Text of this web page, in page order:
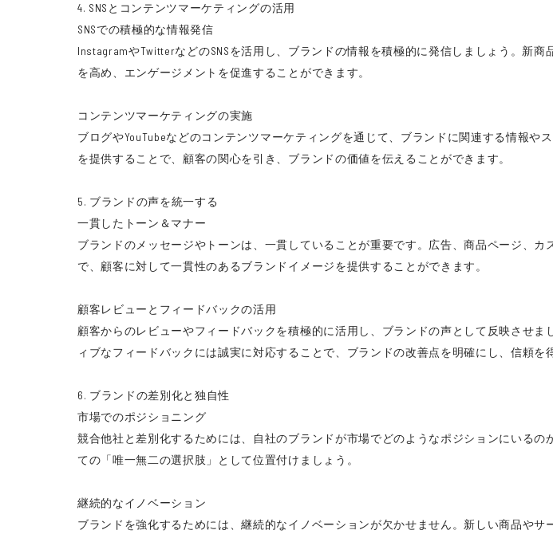
4. SNSとコンテンツマーケティングの活用
SNSでの積極的な情報発信
InstagramやTwitterなどのSNSを活用し、ブランドの情報を積極的に発信しましょう。新
を高め、エンゲージメントを促進することができます。
コンテンツマーケティングの実施
ブログやYouTubeなどのコンテンツマーケティングを通じて、ブランドに関連する情報
を提供することで、顧客の関心を引き、ブランドの価値を伝えることができます。
5. ブランドの声を統一する
一貫したトーン＆マナー
ブランドのメッセージやトーンは、一貫していることが重要です。広告、商品ページ、
で、顧客に対して一貫性のあるブランドイメージを提供することができます。
顧客レビューとフィードバックの活用
顧客からのレビューやフィードバックを積極的に活用し、ブランドの声として反映させ
ィブなフィードバックには誠実に対応することで、ブランドの改善点を明確にし、信頼を
6. ブランドの差別化と独自性
市場でのポジショニング
競合他社と差別化するためには、自社のブランドが市場でどのようなポジションにいる
ての「唯一無二の選択肢」として位置付けましょう。
継続的なイノベーション
ブランドを強化するためには、継続的なイノベーションが欠かせません。新しい商品や